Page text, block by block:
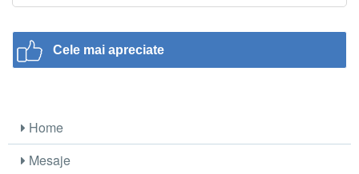
Cele mai apreciate
Home
Mesaje